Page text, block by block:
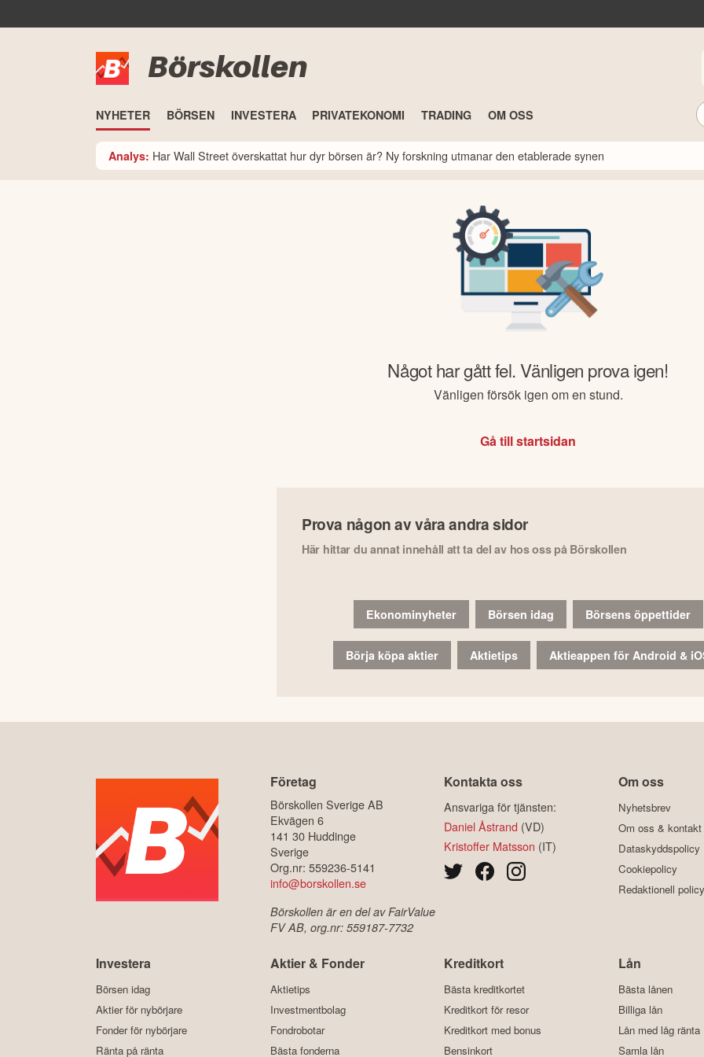
Börskollen
NYHETER BÖRSEN INVESTERA PRIVATEKONOMI TRADING OM OSS
Analys: Har Wall Street överskattat hur dyr börsen är? Ny forskning utmanar den etablerade synen
Något har gått fel. Vänligen prova igen!
Vänligen försök igen om en stund.
Gå till startsidan
Prova någon av våra andra sidor
Här hittar du annat innehåll att ta del av hos oss på Börskollen
Ekonominyheter Börsen idag Börsens öppettider
Börja köpa aktier Aktietips Aktieappen för Android &
Företag
Börskollen Sverige AB
Ekvägen 6
141 30 Huddinge
Sverige
Org.nr: 559236-5141
info@borskollen.se
Börskollen är en del av FairValue
FV AB, org.nr: 559187-7732
Kontakta oss
Ansvariga för tjänsten:
Daniel Åstrand (VD)
Kristoffer Matsson (IT)
Om oss
Nyhetsbrev
Om oss & kontakt
Dataskyddspolicy
Cookiepolicy
Redaktionell policy
Investera
Börsen idag
Aktier för nybörjare
Fonder för nybörjare
Ränta på ränta
Aktier & Fonder
Aktietips
Investmentbolag
Fondrobotar
Bästa fonderna
Kreditkort
Bästa kreditkortet
Kreditkort för resor
Kreditkort med bonus
Bensinkort
Lån
Bästa lånen
Billiga lån
Lån med låg ränta
Samla lån